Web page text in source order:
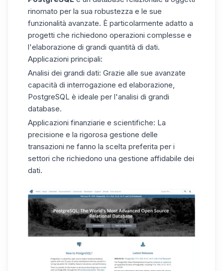
rinomato per la sua robustezza e le sue
funzionalità avanzate. È particolarmente adatto a
progetti che richiedono operazioni complesse e
l'elaborazione di grandi quantità di dati.
Applicazioni principali:
Analisi dei grandi dati: Grazie alle sue avanzate
capacità di interrogazione ed elaborazione,
PostgreSQL è ideale per l'analisi di grandi
database.
Applicazioni finanziarie e scientifiche: La
precisione e la rigorosa gestione delle
transazioni ne fanno la scelta preferita per i
settori che richiedono una gestione affidabile dei
dati.